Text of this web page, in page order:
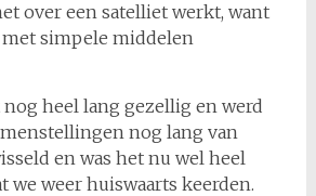
over een satelliet werkt, want
simpele middelen
nog heel lang gezellig en werd
nog lang van
en was het nu wel heel
we weer huiswaarts keerden.